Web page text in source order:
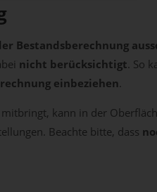
Bestandsberechnung
nicht berücksichtigt. So
einbeziehen.
kann in der
Beachte bitte, dass